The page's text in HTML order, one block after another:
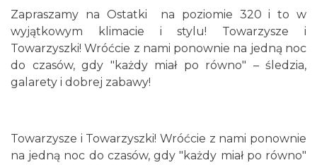
Silesia Memoriał Kamili Skolimowskiej
Chorzów
2026-08-23
11.65 km
Zapraszamy na Ostatki na poziomie 320 i to w
wyjątkowym klimacie i stylu! Towarzysze i
Towarzyszki! Wróćcie z nami ponownie na jedną noc
do czasów, gdy "każdy miał po równo" – śledzia,
galarety i dobrej zabawy!
Towarzysze i Towarzyszki! Wróćcie z nami ponownie
na jedną noc do czasów, gdy "każdy miał po równo"